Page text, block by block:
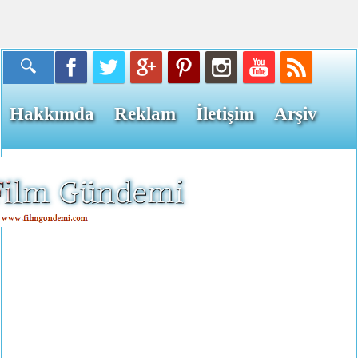
Hakkımda Reklam İletişim Arşiv